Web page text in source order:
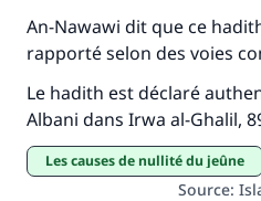
An-Nawawi dit que ce
rapporté selon des voies
Le hadith est déclaré
Albani dans Irwa al-Ghalil,
Les causes de nullité du jeûne
Source: